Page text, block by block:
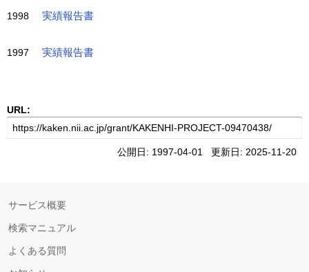
1998 実績報告書
1997 実績報告書
URL:
公開日: 1997-04-01 更新日: 2025-11-20
サービス概要
検索マニュアル
よくある質問